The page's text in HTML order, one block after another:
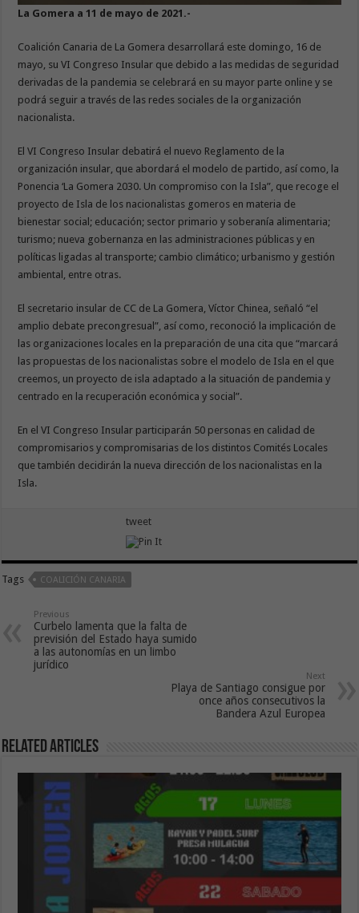
La Gomera a 11 de mayo de 2021.-
Coalición Canaria de La Gomera desarrollará este domingo, 16 de
mayo, su VI Congreso Insular que debido a las medidas de seguridad
derivadas de la pandemia se celebrará en su mayor parte online y se
podrá seguir a través de las redes sociales de la organización
nacionalista.
El VI Congreso Insular debatirá el nuevo Reglamento de la
organización insular, que abordará el modelo de partido, así como, la
Ponencia ‘La Gomera 2030. Un compromiso con la Isla”, que recoge el
proyecto de Isla de los nacionalistas gomeros en materia de
bienestar social; educación; sector primario y soberanía alimentaria;
turismo; nueva gobernanza en las administraciones públicas y en
políticas ligadas al transporte; cambio climático; urbanismo y gestión
ambiental, entre otras.
El secretario insular de CC de La Gomera, Víctor Chinea, señaló “el
amplio debate precongresual”, así como, reconoció la implicación de
las organizaciones locales en la preparación de una cita que “marcará
las propuestas de los nacionalistas sobre el modelo de Isla en el que
creemos, un proyecto de isla adaptado a la situación de pandemia y
centrado en la recuperación económica y social”.
En el VI Congreso Insular participarán 50 personas en calidad de
compromisarios y compromisarias de los distintos Comités Locales
que también decidirán la nueva dirección de los nacionalistas en la
Isla.
tweet
Tags COALICIÓN CANARIA
Previous
Curbelo lamenta que la falta de
previsión del Estado haya sumido
a las autonomías en un limbo
jurídico
Next
Playa de Santiago consigue por
once años consecutivos la
Bandera Azul Europea
Related Articles